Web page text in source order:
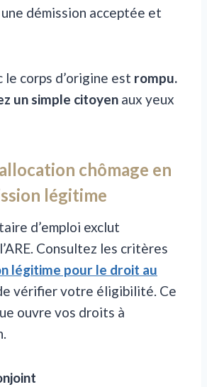
démission acceptée et
corps d’origine est rompu.
un simple citoyen aux yeux
chômage en
légitime
d’emploi exclut
Consultez les critères
légitime pour le droit au
vérifier votre éligibilité. Ce
ouvre vos droits à